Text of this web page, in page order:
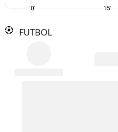
0' 15'
FUTBOL